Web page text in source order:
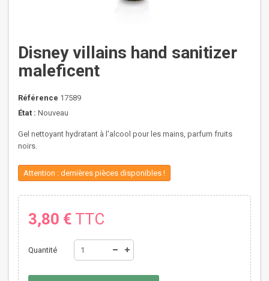
Disney villains hand sanitizer
maleficent
Référence 17589
État : Nouveau
Gel nettoyant hydratant à l'alcool pour les mains, parfum fruits
noirs.
Attention : dernières pièces disponibles !
3,80 € TTC
Quantité